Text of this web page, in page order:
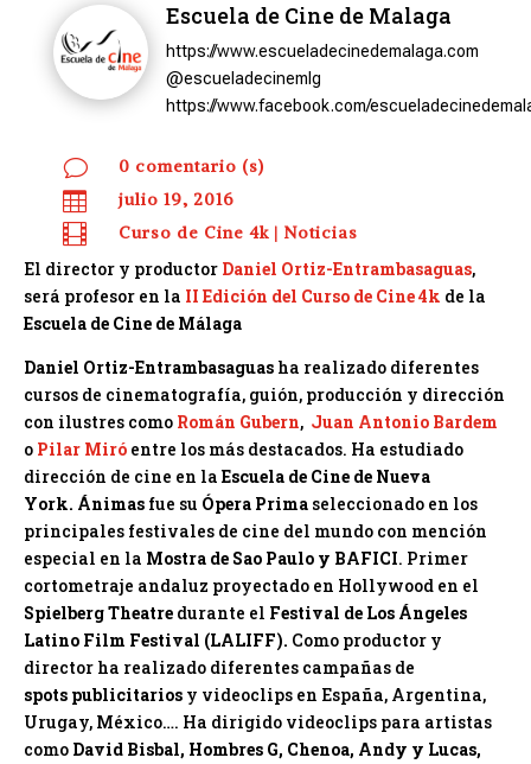
Escuela de Cine de Malaga
https://www.escueladecinedemalaga.com
@escueladecinemlg
https://www.facebook.com/
v 0 comentario (s)
 julio 19, 2016
 Curso de Cine 4k| Noticias
El director y productor Daniel Ortiz-Entrambasaguas,
será profesor en la II Edición del Curso de Cine 4k de la
Escuela de Cine de Málaga
Daniel Ortiz-Entrambasaguas ha realizado diferentes
cursos de cinematografía, guión, producción y dirección
con ilustres como Román Gubern, Juan Antonio Bardem
o Pilar Miró entre los más destacados. Ha estudiado
dirección de cine en la Escuela de Cine de Nueva
York. Ánimas fue su Ópera Prima seleccionado en los
principales festivales de cine del mundo con mención
especial en la Mostra de Sao Paulo y BAFICI. Primer
cortometraje andaluz proyectado en Hollywood en el
Spielberg Theatre durante el Festival de Los Ángeles
Latino Film Festival (LALIFF). Como productor y
director ha realizado diferentes campañas de
spots publicitarios y videoclips en España, Argentina,
Urugay, México…. Ha dirigido videoclips para artistas
como David Bisbal, Hombres G, Chenoa, Andy y Lucas,